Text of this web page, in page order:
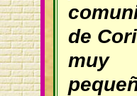
de
muy